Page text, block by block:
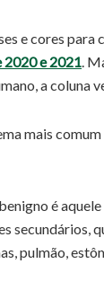
e cores
e 2021 .
a coluna
mais
é
pulmão,